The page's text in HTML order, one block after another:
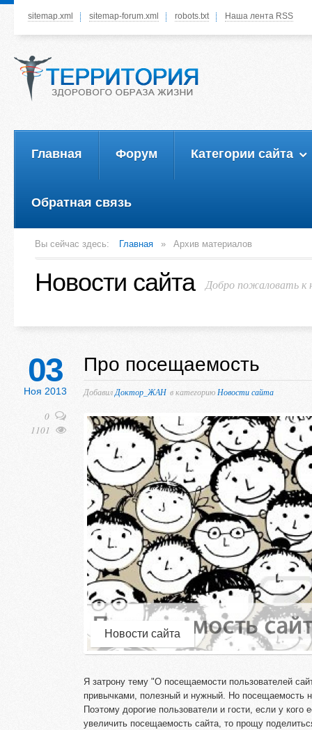
У вас нет прав просматривать
данное меню, пожалуйста, войдите
на сайт под своим логином или
пройти
sitemap.xml sitemap-forum.xml robots.txt Наша лента RSS
Главная Форум Категории сайта
Обратная связь
Вы сейчас здесь: Главная » Архив материалов
Новости сайта Добро пожаловать к
03
Ноя 2013
0
1101
Про посещаемость
ДобавилДоктор_ЖАН в категорию Новости сайта
Новости сайта
Я затрону тему "О посещаемости пользователей
привычками, полезный и нужный. Но посещаемость
Поэтому дорогие пользователи и гости, если у
увеличить посещаемость сайта, то прощу